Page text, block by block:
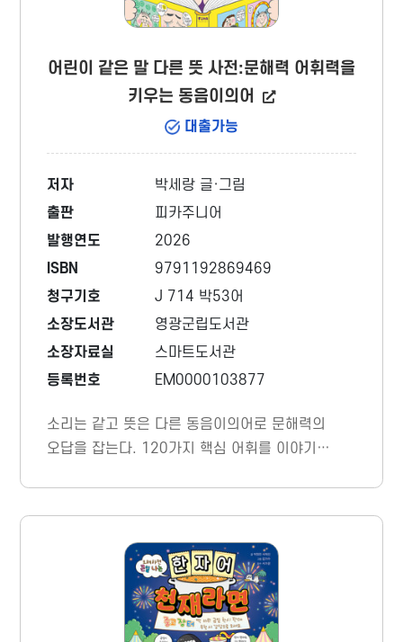
어린이 같은 말 다른 뜻 사전:문해력 어휘력을
키우는 동음이의어
대출가능
저자
박세랑 글·그림
출판
피카주니어
발행연도
2026
ISBN
9791192869469
청구기호
J 714 박53어
소장도서관
영광군립도서관
소장자료실
스마트도서관
등록번호
EM0000103877
소리는 같고 뜻은 다른 동음이의어로 문해력의
오답을 잡는다. 120가지 핵심 어휘를 이야기와
국어 처방전이다.